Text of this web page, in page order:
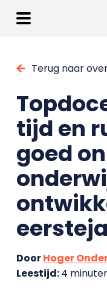
Terug naar
tijd en
goed
DoorHoger
Leestijd:4